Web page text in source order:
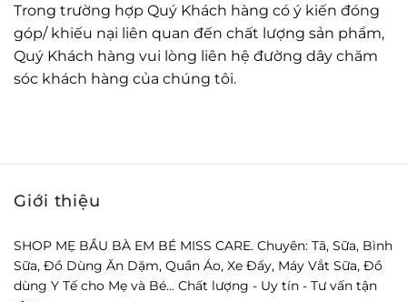
Trong trường hợp Quý Khách hàng có ý kiến đóng
góp/ khiếu nại liên quan đến chất lượng sản phẩm,
Quý Khách hàng vui lòng liên hệ đường dây chăm
sóc khách hàng của chúng tôi.
Giới thiệu
SHOP MẸ BẦU BÀ EM BÉ MISS CARE. Chuyên: Tã, Sữa, Bình
Sữa, Đồ Dùng Ăn Dặm, Quần Áo, Xe Đẩy, Máy Vắt Sữa, Đồ
dùng Y Tế cho Mẹ và Bé... Chất lượng - Uy tín - Tư vấn tận